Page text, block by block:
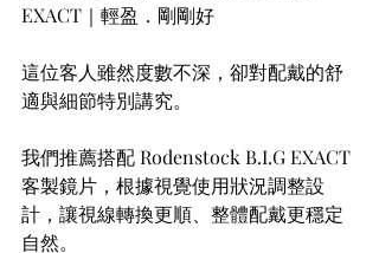
EXACT｜輕盈．剛剛好
這位客人雖然度數不深，卻對配戴的舒
適與細節特別講究。
我們推薦搭配 Rodenstock B.I.G EXACT
客製鏡片，根據視覺使用狀況調整設
計，讓視線轉換更順、整體配戴更穩定
自然。